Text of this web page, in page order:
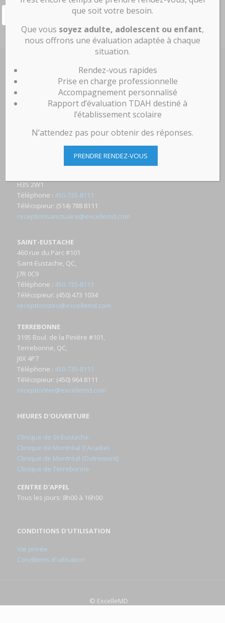
MONTRÉAL L'ACADIE
9001 Boulevard de l’Acadie, #101
450-735-8111
receptionacadie@excellemd.com
MONTRÉAL SANCTUAIRE OUTREMONT
H3S 2W1
Téléphone : 450-735-8111
Télécopieur: (514) 788 8111
receptionsanctuaire@excellemd.com
SAINT-EUSTACHE
460 rue du Parc #101
Saint-Eustache, QC,
J7R 0C9
Téléphone : 450-735-8111
Télécopieur: (450) 473 1034
receptionsteu@excellemd.com
TERREBONNE
3195 Boul. de la Pinière #101,
Terrebonne, QC,
J6X 4P7
Téléphone : 450-735-8111
Télécopieur: (450) 964 8111
receptionter@excellemd.com
HEURES D'OUVERTURE
Clinique de St-Eustache
Clinique de Montréal (l'Acadie)
Clinique de Montréal (Outremont)
Clinique de Terrebonne
CENTRE D'APPEL
Tous les jours: 8h00 à 16h00
CONDITIONS D'UTILISATION
Vie privée
Conditions d'utlisation
© ExcelleMD
que soit votre besoin.
Que vous soyez adulte, adolescent ou enfant,
nous offrons une évaluation adaptée à chaque
situation.
Rendez-vous rapides
Prise en charge professionnelle
Accompagnement personnalisé
Rapport d’évaluation TDAH destiné à
l’établissement scolaire
N’attendez pas pour obtenir des réponses.
PRENDRE RENDEZ-VOUS